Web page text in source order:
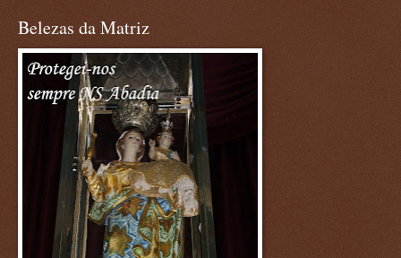
Belezas da Matriz